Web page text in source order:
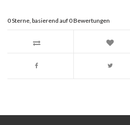
0Sterne, basierend auf0Bewertungen